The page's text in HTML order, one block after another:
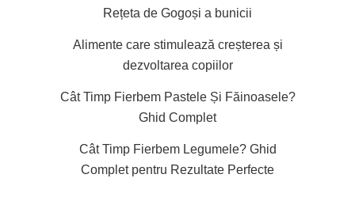
Rețeta de Gogoși a bunicii
Alimente care stimulează creșterea și
dezvoltarea copiilor
Cât Timp Fierbem Pastele Și Făinoasele?
Ghid Complet
Cât Timp Fierbem Legumele? Ghid
Complet pentru Rezultate Perfecte